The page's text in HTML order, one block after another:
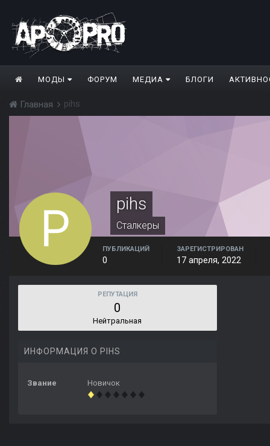
МОДЫ ФОРУМ МЕДИА БЛОГИ
Главная pihs
pihs
Сталкеры
ПУБЛИКАЦИЙ
0
ЗАРЕГИСТРИРОВАН
17 апреля, 2022
РЕПУТАЦИЯ
0
Нейтральная
ИНФОРМАЦИЯ О PIHS
Звание Новичок